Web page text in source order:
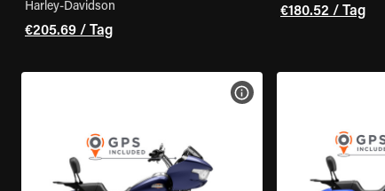
Harley-Davidson
€205.69 / Tag
€180.52 / Tag
MOTORRAD-DETAILS